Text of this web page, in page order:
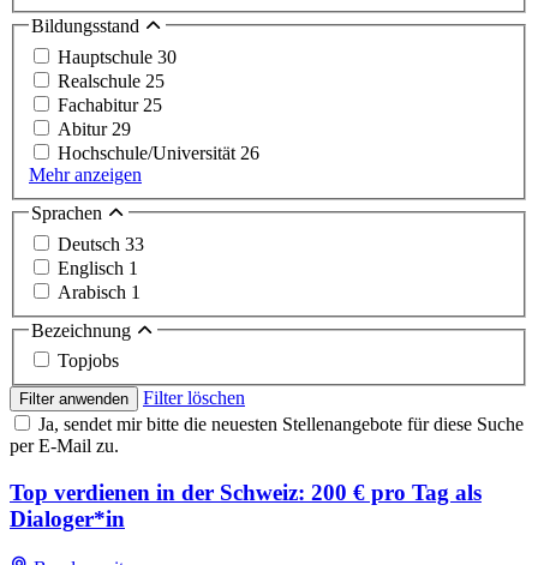
Bildungsstand
Hauptschule 30
Realschule 25
Fachabitur 25
Abitur 29
Hochschule/Universität 26
Mehr anzeigen
Sprachen
Deutsch 33
Englisch 1
Arabisch 1
Bezeichnung
Topjobs
Filter anwenden
Filter löschen
Ja, sendet mir bitte die neuesten Stellenangebote für diese Suche
per E-Mail zu.
Top verdienen in der Schweiz: 200 € pro Tag als
Dialoger*in